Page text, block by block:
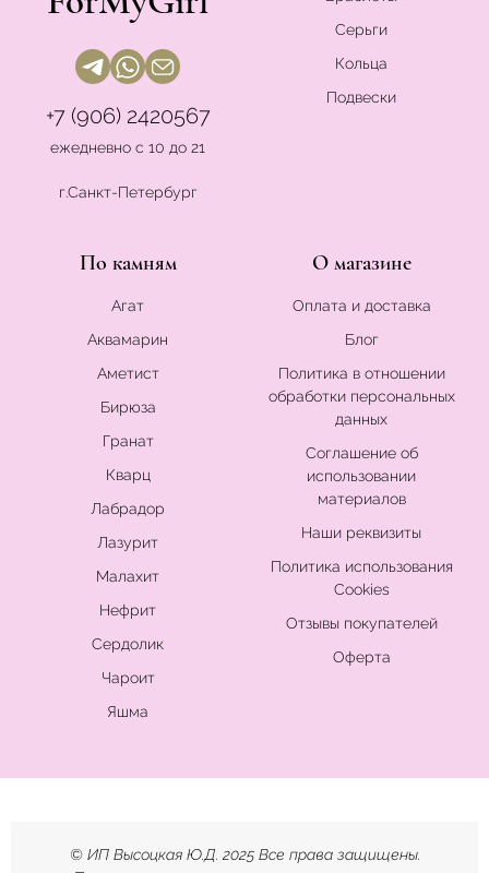
+7 (906) 2420567
ежедневно с 10 до 21
г.Санкт-Петербург
Серьги
Кольца
Подвески
По камням
Агат
Аквамарин
Аметист
Бирюза
Гранат
Кварц
Лабрадор
Лазурит
Малахит
Нефрит
Сердолик
Чароит
Яшма
О магазине
Оплата и доставка
Блог
Политика в отношении
обработки персональных
данных
Соглашение об
использовании
материалов
Наши реквизиты
Политика использования
Cookies
Отзывы покупателей
Оферта
© ИП Высоцкая Ю.Д. 2025 Все права защищены.